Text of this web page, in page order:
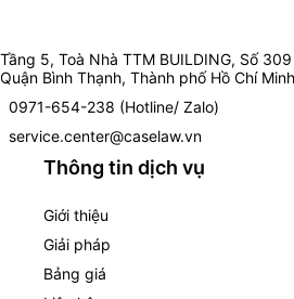
Tầng 5, Toà Nhà TTM BUILDING, Số
Quận Bình Thạnh, Thành phố Hồ Chí Minh
0971-654-238 (Hotline/ Zalo)
service.center@caselaw.vn
Thông tin dịch vụ
Giới thiệu
Giải pháp
Bảng giá